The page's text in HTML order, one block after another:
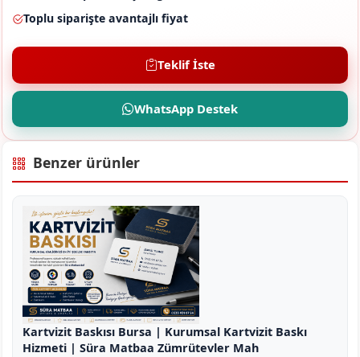
Toplu siparişte avantajlı fiyat
Teklif İste
WhatsApp Destek
Benzer ürünler
Kartvizit Baskısı Bursa | Kurumsal Kartvizit Baskı
Hizmeti | Süra Matbaa Zümrütevler Mah